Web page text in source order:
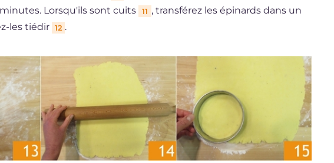
Lorsqu'ils sont cuits
11 , transférez les épinards dans un
les tiédir 12 .